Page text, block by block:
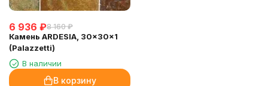
6 936 ₽8 160 ₽
Камень ARDESIA, 30x30x1
(Palazzetti)
В наличии
В корзину